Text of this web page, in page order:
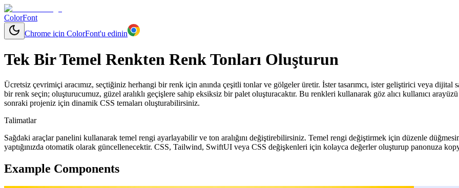
ColorFont
Chrome için ColorFont'u edinin
Tek Bir Temel Renkten Renk Tonları Oluşturun
Ücretsiz çevrimiçi aracımız, seçtiğiniz herhangi bir renk için anında çeşitli tonlar ve gölgeler üretir. İster tasarımcı, ister geliştirici veya
bir renk seçin; oluşturucumuz, güzel aralıklı geçişlere sahip eksiksiz bir palet oluşturacaktır. Bu renkleri kullanarak göz alıcı kullanıcı
sonraki projeniz için dinamik CSS temaları oluşturabilirsiniz.
Talimatlar
Sağdaki araçlar panelini kullanarak temel rengi ayarlayabilir ve ton aralığını değiştirebilirsiniz. Temel rengi değiştirmek için düzenle
yaptığınızda otomatik olarak güncellenecektir. CSS, Tailwind, SwiftUI veya CSS değişkenleri için kolayca değerler oluşturup panonuza
Example Components